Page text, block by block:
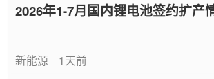
2026年1-7月国内锂电池签约扩产
新能源 1天前